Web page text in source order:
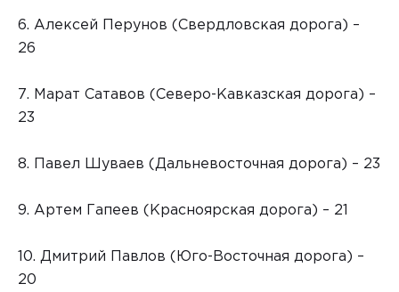
6. Алексей Перунов (Свердловская дорога) –
26
7. Марат Сатавов (Северо-Кавказская дорога) –
23
8. Павел Шуваев (Дальневосточная дорога) – 23
9. Артем Гапеев (Красноярская дорога) – 21
10. Дмитрий Павлов (Юго-Восточная дорога) –
20